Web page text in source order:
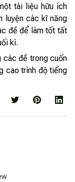
tài liệu hữu ích
luyện các kĩ năng
đề để làm tốt tất
kì.
các đề trong cuốn
cao trình độ tiếng